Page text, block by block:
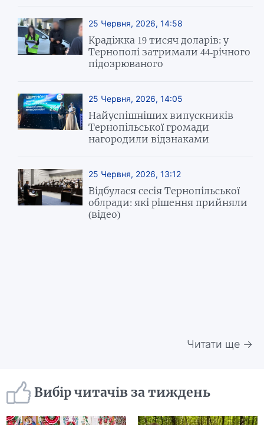
25 Червня, 2026, 14:58
Крадіжка 19 тисяч доларів: у
Тернополі затримали 44-річного
підозрюваного
25 Червня, 2026, 14:05
Найуспішніших випускників
Тернопільської громади
нагородили відзнаками
25 Червня, 2026, 13:12
Відбулася сесія Тернопільської
облради: які рішення прийняли
(відео)
Читати ще →
Вибір читачів за тиждень